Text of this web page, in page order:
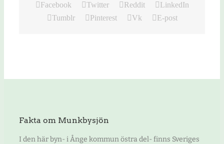
Facebook Twitter Reddit
LinkedIn
Tumblr
Pinterest Vk E-post
Fakta om Munkbysjön
I den här byn- i Ånge kommun östra del- finns Sveriges